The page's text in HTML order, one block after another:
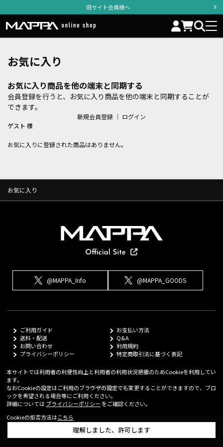
旧サイト会員様へ
お気に入り
お気に入り商品を他の端末と同期する
会員登録を行うと、お気に入り商品を他の端末と同期することが
できます。
新規会員登録 ｜ ログイン
ゲスト 様
お気に入りに登録された商品はありません。
お気に入り
@MAPPA_Info @MAPPA_GOODS
ご利用ガイド
お支払い方法
送料・配送
Q&A
お問い合わせ
利用規約
プライバシーポリシー
特定商取引法に基づく表記
© MAPPA Co.,LTD
本サイトでは利用者の利便性向上と利用者の利用状況把握のためCookieを利用してい
ます。
なおCookieの設定はご利用のブラウザの設定でも変更することができますので、ブロ
ックを希望される場合等にご利用ください。
詳細については プライバシーポリシー をご確認ください。
Cookieの拒否方法はこちら
理解しました、許可します